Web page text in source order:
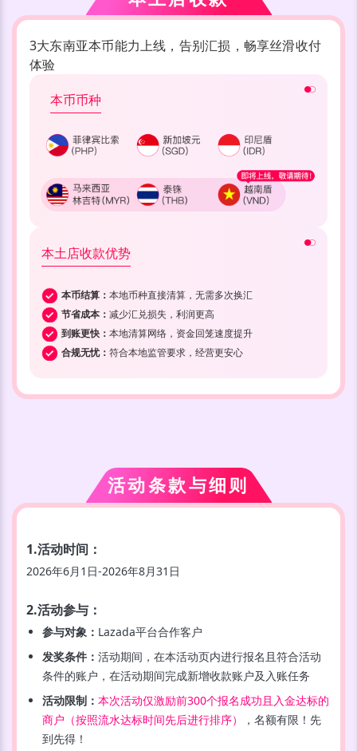
3大东南亚本币能力上线，告别汇损，畅享丝滑收付
体验
本币币种
本土店收款优势
本币结算： 本地币种直接清算，无需多次换汇
节省成本： 减少汇兑损失，利润更高
到账更快： 本地清算网络，资金回笼速度提升
合规无忧： 符合本地监管要求，经营更安心
活动条款与细则
1.活动时间 ：
2026年6月1日-2026年8月31日
2.活动参与 ：
参与对象： Lazada平台合作客户
发奖条件： 活动期间，在本活动页内进行报名且符合活动
条件的账户，在活动期间完成新增收款账户及入账任务
活动限制： 本次活动仅激励前300个报名成功且入金达标的
商户（按照流水达标时间先后进行排序）
，名额有限！先
到先得！